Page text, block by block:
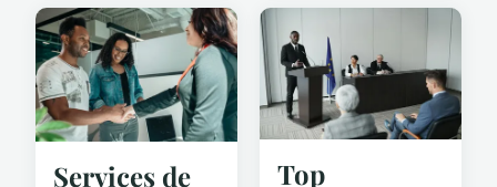
Services de
Top